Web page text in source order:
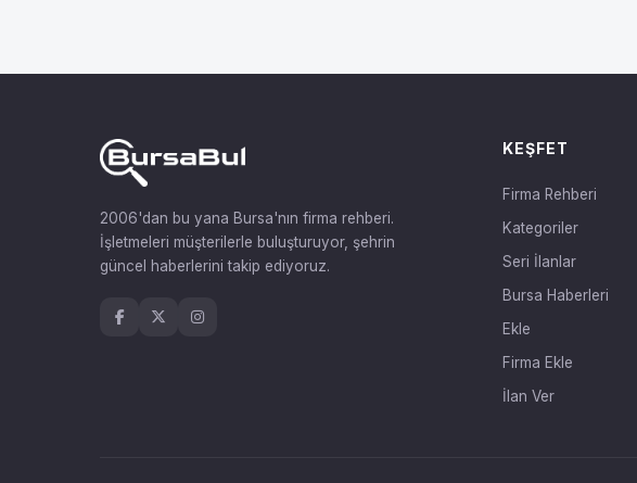
2006'dan bu yana Bursa'nın firma rehberi.
İşletmeleri müşterilerle buluşturuyor, şehrin
güncel haberlerini takip ediyoruz.
KEŞFET
Firma Rehberi
Kategoriler
Seri İlanlar
Bursa Haberleri
Ekle
Firma Ekle
İlan Ver